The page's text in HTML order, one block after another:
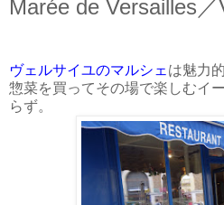
Marée de Versailles／
ヴェルサイユのマルシェ は魅力
惣菜を買ってその場で楽しむイ
らず。